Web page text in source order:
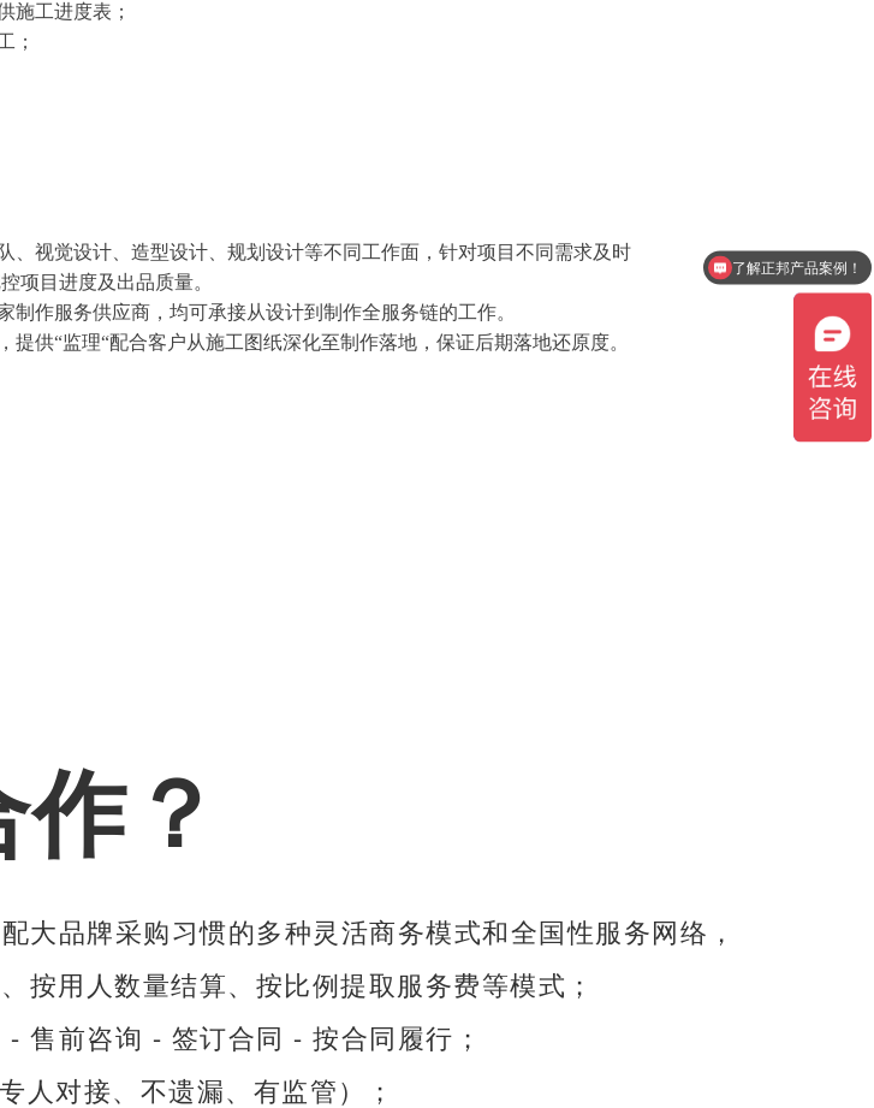
施工进度表；
；
、视觉设计、造型设计、规划设计等不同工作面，针对项目不同需求及时
项目进度及出品质量。
作服务供应商，均可承接从设计到制作全服务链的工作。
供“监理“配合客户从施工图纸深化至制作落地，保证后期落地还原度。
？
大品牌采购习惯的多种灵活商务模式和全国性服务网络，
用人数量结算、按比例提取服务费等模式；
售前咨询 - 签订合同 - 按合同履行；
专人对接、不遗漏、有监管）；
了解正邦产品案例！